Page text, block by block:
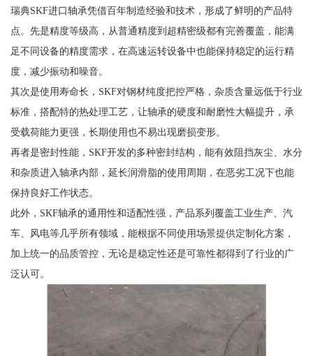
瑞典SKF进口轴承凭借百年制造经验和技术，形成了鲜明的产品特
点。先是精度等级高，从普通精度到超精密级都有完善覆盖，能满
足不同设备的精度需求，在高速运转设备中也能保持稳定的运行精
度，减少振动和噪音。
其次是使用寿命长，SKF对钢材纯度把控严格，杂质含量远低于行业
标准，搭配特的热处理工艺，让轴承的硬度和耐磨性大幅提升，承
受载荷能力更强，长期使用也不易出现磨损变形。
再者是密封性能，SKF开发的多种密封结构，能有效阻挡灰尘、水分
和杂质进入轴承内部，延长润滑脂的使用周期，在恶劣工况下也能
保持良好工作状态。
此外，SKF轴承的通用性和适配性强，产品系列覆盖工业生产、汽
车、风电等几乎所有领域，能根据不同使用场景提供定制化方案，
加上统一的品质管控，无论是稳定性还是可靠性都得到了行业的广
泛认可。